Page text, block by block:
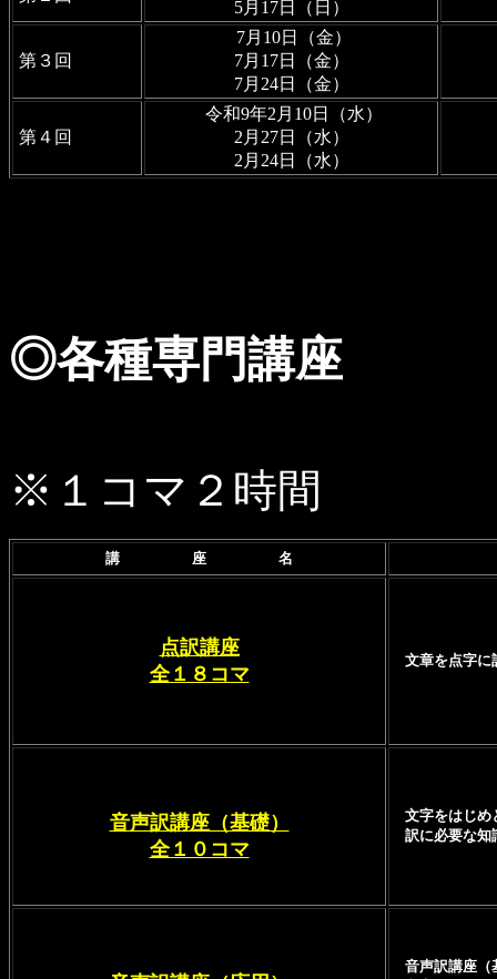
5月17日（日）
第３回
7月10日（金）
7月17日（金）
7月24日（金）
第４回
令和9年2月10日（水）
2月27日（水）
2月24日（水）
◎各種専門講座
※１コマ２時間
講 座 名
点訳講座
全１８コマ
文章を点字に
音声訳講座（基礎）
全１０コマ
文字をはじめ
訳に必要な知
音声訳講座（